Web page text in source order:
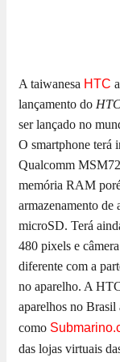
A taiwanesa HTC
lançamento do
ser lançado no
O smartphone terá
Qualcomm
memória RAM
armazenamento de
microSD. Terá
480 pixels e
diferente com a
no aparelho. A
aparelhos no Brasil
como
das lojas virtuais